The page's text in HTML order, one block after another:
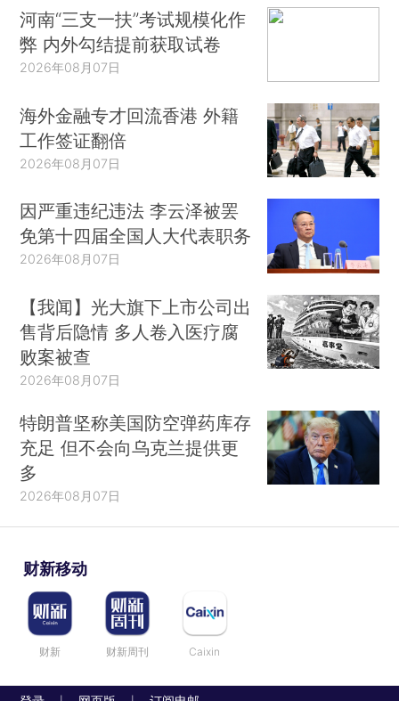
河南“三支一扶”考试规模化作
弊 内外勾结提前获取试卷
2026年08月07日
海外金融专才回流香港 外籍
工作签证翻倍
2026年08月07日
因严重违纪违法 李云泽被罢
免第十四届全国人大代表职务
2026年08月07日
【我闻】光大旗下上市公司出
售背后隐情 多人卷入医疗腐
败案被查
2026年08月07日
特朗普坚称美国防空弹药库存
充足 但不会向乌克兰提供更
多
2026年08月07日
财新移动
财新 财新周刊 Caixin